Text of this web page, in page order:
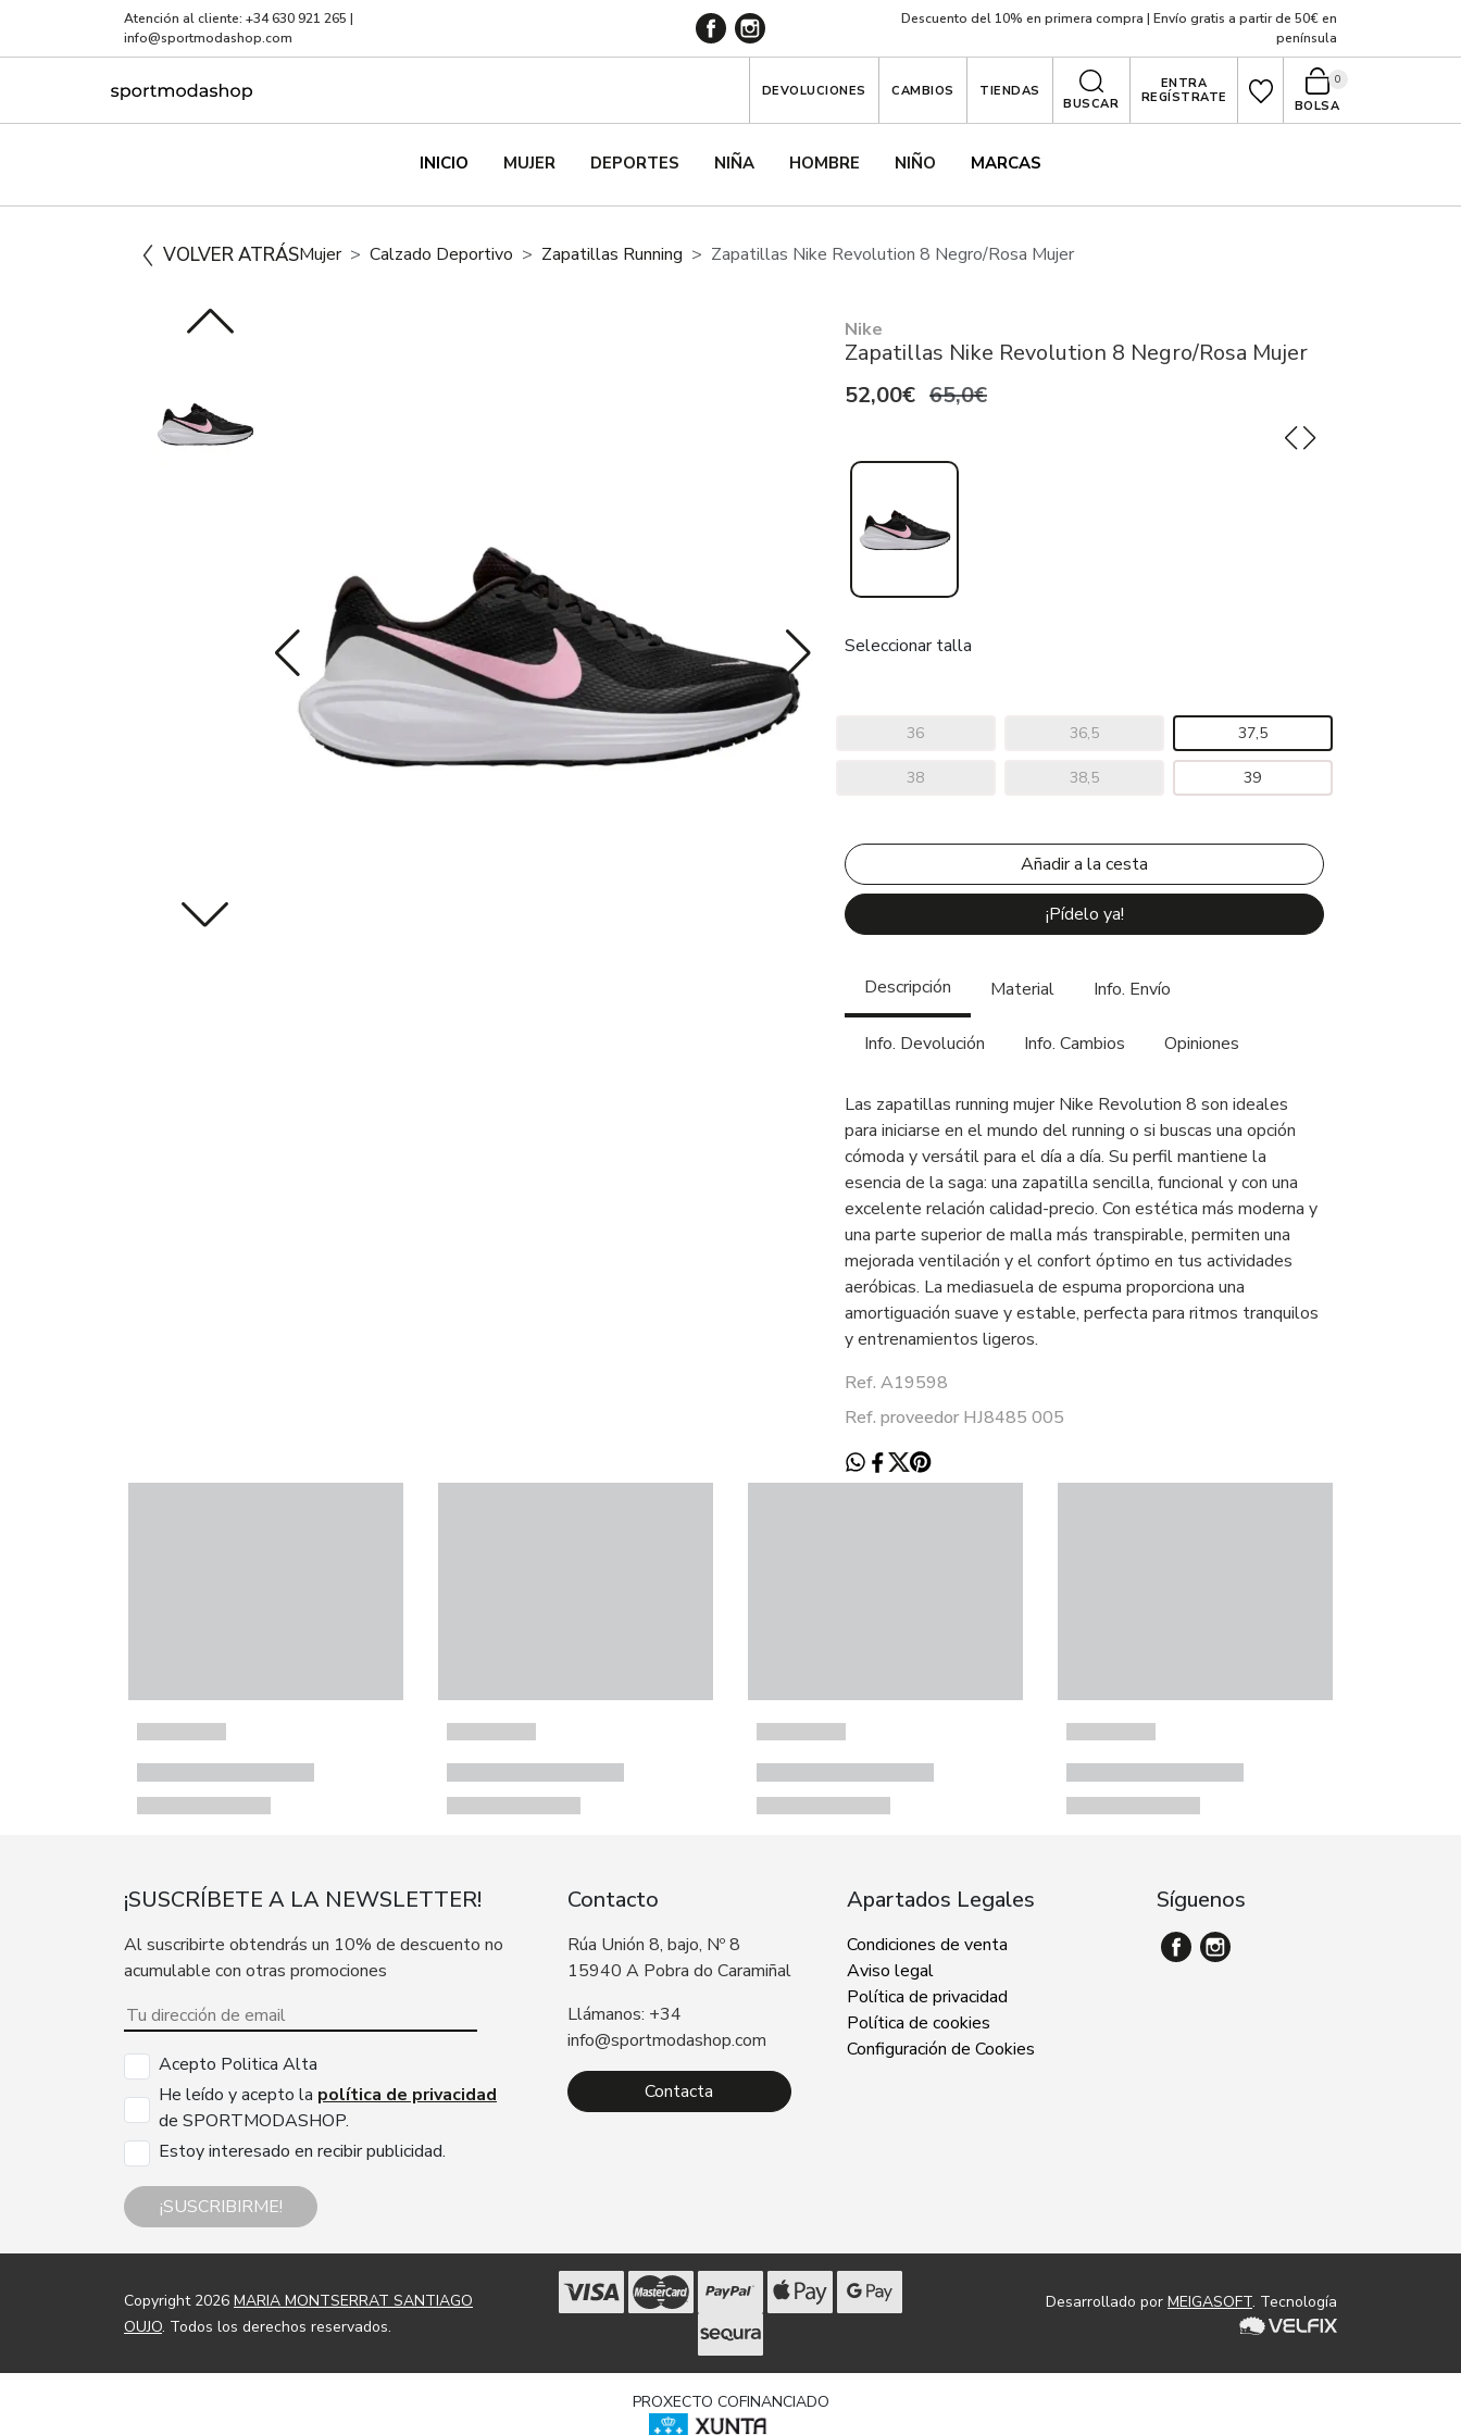
Atención al cliente: +34 630 921 265 |
info@sportmodashop.com
Descuento del 10% en primera compra | Envío gratis a partir de 50€ en
península
INICIO MUJER DEPORTES NIÑA HOMBRE NIÑO MARCAS
DEVOLUCIONES CAMBIOS
TIENDAS
BUSCAR
ENTRA
REGÍSTRATE
BOLSA
0
VOLVER ATRÁSMujer Calzado Deportivo Zapatillas Running Zapatillas Nike Revolution 8 Negro/Rosa Mujer
Nike
Zapatillas Nike Revolution 8 Negro/Rosa Mujer
52,00€ 65,0€
Seleccionar talla
36 36,5 37,5
38 38,5 39
¡Pídelo ya!
Descripción Material Info. Envío
Info. Devolución Info. Cambios Opiniones
Las zapatillas running mujer Nike Revolution 8 son ideales
para iniciarse en el mundo del running o si buscas una opción
cómoda y versátil para el día a día. Su perfil mantiene la
esencia de la saga: una zapatilla sencilla, funcional y con una
excelente relación calidad-precio. Con estética más moderna y
una parte superior de malla más transpirable, permiten una
mejorada ventilación y el confort óptimo en tus actividades
aeróbicas. La mediasuela de espuma proporciona una
amortiguación suave y estable, perfecta para ritmos tranquilos
y entrenamientos ligeros.
Ref. A19598
Ref. proveedor HJ8485 005
¡SUSCRÍBETE A LA NEWSLETTER!
Al suscribirte obtendrás un 10% de descuento no
acumulable con otras promociones
Acepto Politica Alta
He leído y acepto la política de privacidad
de SPORTMODASHOP.
Estoy interesado en recibir publicidad.
¡SUSCRIBIRME!
Contacto
Rúa Unión 8, bajo, Nº 8
15940 A Pobra do Caramiñal
Llámanos: +34
info@sportmodashop.com
Contacta
Apartados Legales
Condiciones de venta
Aviso legal
Política de privacidad
Política de cookies
Configuración de Cookies
Síguenos
Copyright 2026 MARIA MONTSERRAT SANTIAGO
OUJO. Todos los derechos reservados.
Desarrollado por MEIGASOFT. Tecnología
PROXECTO COFINANCIADO